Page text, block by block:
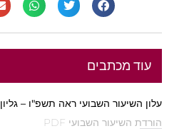
עוד מכתבים
עלון השיעור השבועי ראה תשפ"ו – גליון 557
הורדת השיעור השבועי PDF